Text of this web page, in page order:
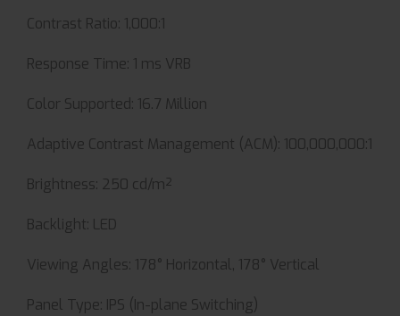
Contrast Ratio: 1,000:1
Response Time: 1 ms VRB
Color Supported: 16.7 Million
Adaptive Contrast Management (ACM): 100,000,000:1
Brightness: 250 cd/m²
Backlight: LED
Viewing Angles: 178° Horizontal, 178° Vertical
Panel Type: IPS (In-plane Switching)